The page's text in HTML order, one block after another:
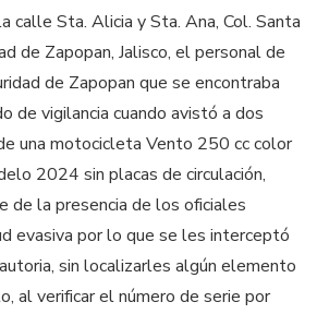
calle Sta. Alicia y Sta. Ana, Col. Santa
de Zapopan, Jalisco, el personal de
de Zapopan que se encontraba
de vigilancia cuando avistó a dos
una motocicleta Vento 250 cc color
2024 sin placas de circulación,
de la presencia de los oficiales
evasiva por lo que se les interceptó
sin localizarles algún elemento
al verificar el número de serie por